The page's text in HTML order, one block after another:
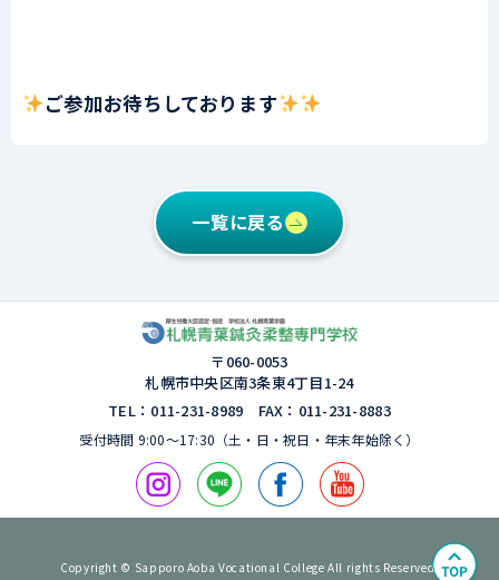
ご参加お待ちしております
一覧に戻る
〒060-0053
札幌市中央区南3条東4丁⽬1-24
TEL：011-231-8989 FAX：011-231-8883
受付時間 9:00〜17:30（⼟・⽇・祝⽇・年末年始除く）
Copyright © Sapporo Aoba Vocational College All rights Reserved.